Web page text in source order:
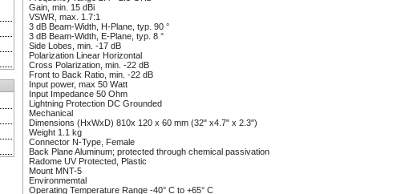
Gain, min. 15 dBi
VSWR, max. 1.7:1
3 dB Beam-Width, H-Plane, typ. 90 °
3 dB Beam-Width, E-Plane, typ. 8 °
Side Lobes, min. -17 dB
Polarization Linear Horizontal
Cross Polarization, min. -22 dB
Front to Back Ratio, min. -22 dB
Input power, max 50 Watt
Input Impedance 50 Ohm
Lightning Protection DC Grounded
Mechanical
Dimensions (HxWxD) 810x 120 x 60 mm (32" x4.7" x 2.3")
Weight 1.1 kg
Connector N-Type, Female
Back Plane Aluminum; protected through chemical passivation
Radome UV Protected, Plastic
Mount MNT-5
Environmemtal
Operating Temperature Range -40° C to +65° C